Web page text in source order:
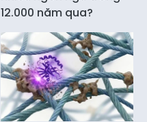
12.000 năm qua?